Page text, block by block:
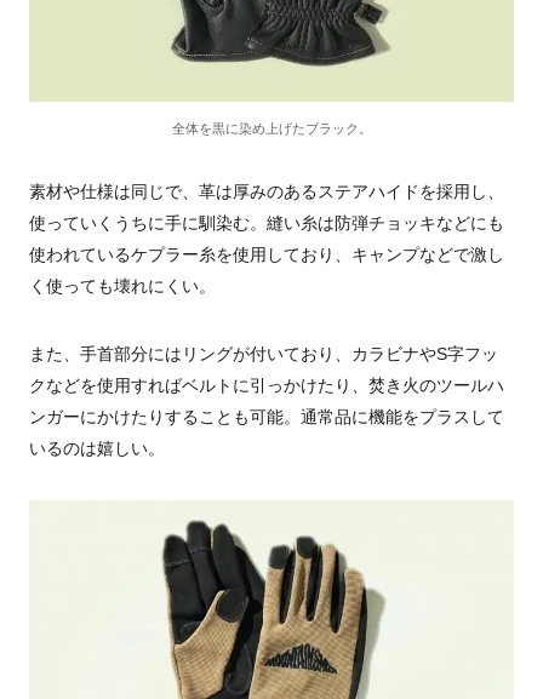
全体を黒に染め上げたブラック。
素材や仕様は同じで、革は厚みのあるステアハイドを採用し、
使っていくうちに手に馴染む。縫い糸は防弾チョッキなどにも
使われているケプラー糸を使用しており、キャンプなどで激し
く使っても壊れにくい。
また、手首部分にはリングが付いており、カラビナやS字フッ
クなどを使用すればベルトに引っかけたり、焚き火のツールハ
ンガーにかけたりすることも可能。通常品に機能をプラスして
いるのは嬉しい。